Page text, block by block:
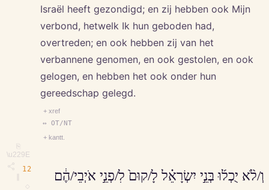
⎘
\u229E
Israël heeft gezondigd; en zij hebben ook Mijn
verbond, hetwelk Ik hun geboden had,
overtreden; en ook hebben zij van het
verbannene genomen, en ook gestolen, en ook
gelogen, en hebben het ook onder hun
gereedschap gelegd.
+ xref
↔ OT/NT
+ kantt.
12
וְ/לֹ֨א יֻכְל֜וּ בְּנֵ֣י יִשְׂרָאֵ֗ל לָ/קוּם֙ לִ/פְנֵ֣י אֹיְבֵי/הֶ֔ם